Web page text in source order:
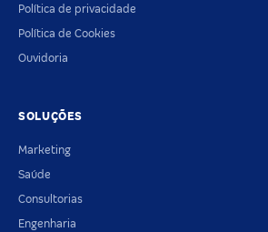
Política de privacidade
Política de Cookies
Ouvidoria
SOLUÇÕES
Marketing
Saúde
Consultorias
Engenharia